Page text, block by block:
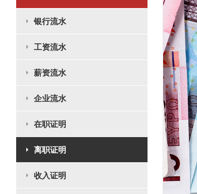
银行流水
工资流水
薪资流水
企业流水
在职证明
离职证明
收入证明